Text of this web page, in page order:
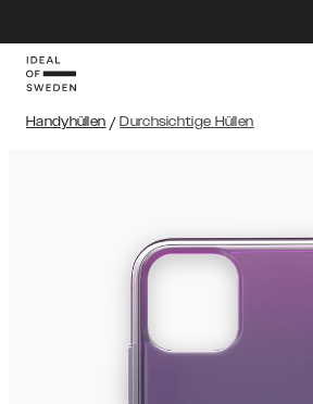
Handyhüllen / Durchsichtige Hüllen